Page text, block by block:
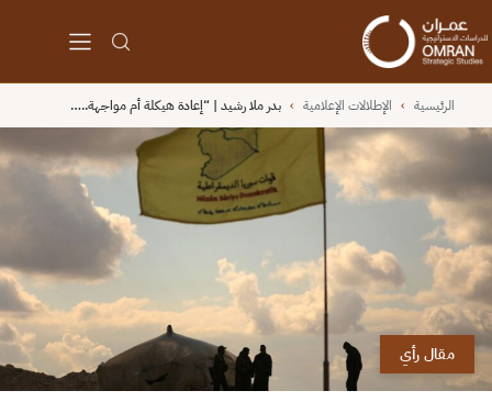
الرئيسية › الإطلالات الإعلامية › بدر ملا رشيد | “إعادة هيكلة أم مواجهة..…
مقال رأي